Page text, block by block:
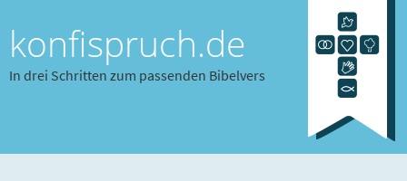
konfispruch.de
In drei Schritten zum passenden Bibelvers